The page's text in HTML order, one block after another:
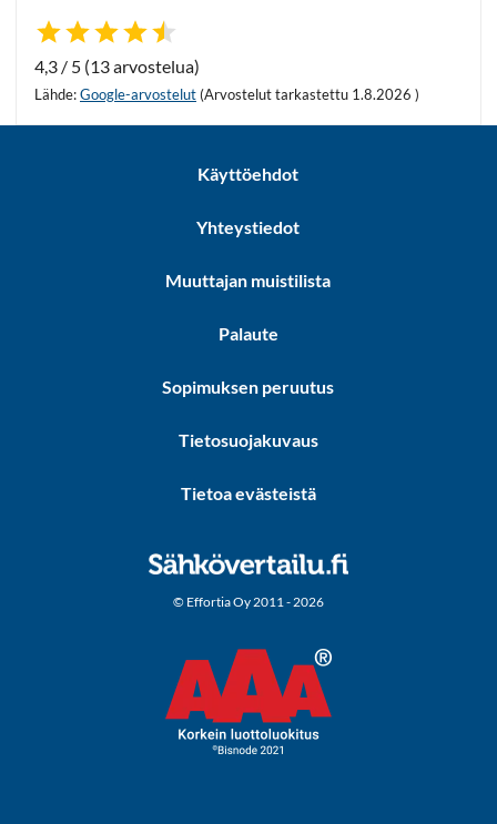
4,3 / 5 (13 arvostelua)
Lähde:Google-arvostelut (Arvostelut tarkastettu 1.8.2026 )
Käyttöehdot
Yhteystiedot
Muuttajan muistilista
Palaute
Sopimuksen peruutus
Tietosuojakuvaus
Tietoa evästeistä
© Effortia Oy 2011 - 2026